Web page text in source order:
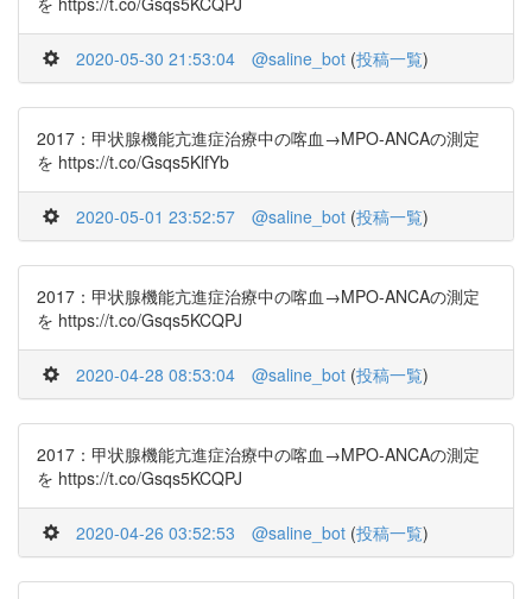
2020-05-30 21:53:04 @saline_bot (投稿一覧)
2017：甲状腺機能亢進症治療中の喀血→MPO-ANCAの測定
を https://t.co/Gsqs5KlfYb
2020-05-01 23:52:57 @saline_bot (投稿一覧)
2017：甲状腺機能亢進症治療中の喀血→MPO-ANCAの測定
を https://t.co/Gsqs5KCQPJ
2020-04-28 08:53:04 @saline_bot (投稿一覧)
2017：甲状腺機能亢進症治療中の喀血→MPO-ANCAの測定
を https://t.co/Gsqs5KCQPJ
2020-04-26 03:52:53 @saline_bot (投稿一覧)